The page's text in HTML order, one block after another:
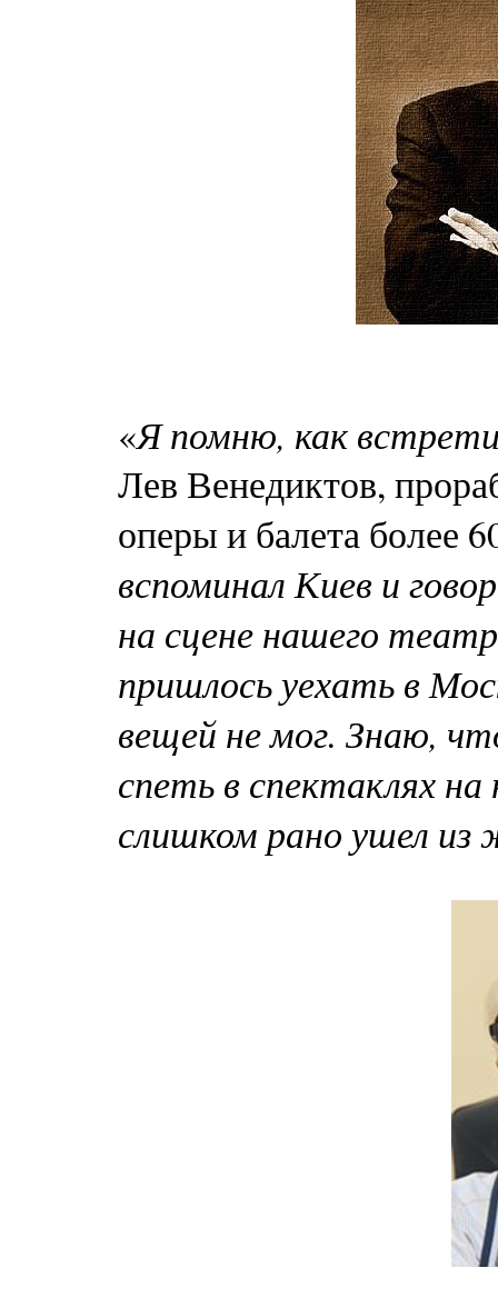
«Я помню, как
Лев Венедиктов,
оперы и балета более
вспоминал Киев и
на сцене нашего
пришлось уехать в
вещей не мог. Знаю,
спеть в спектаклях
слишком рано ушел